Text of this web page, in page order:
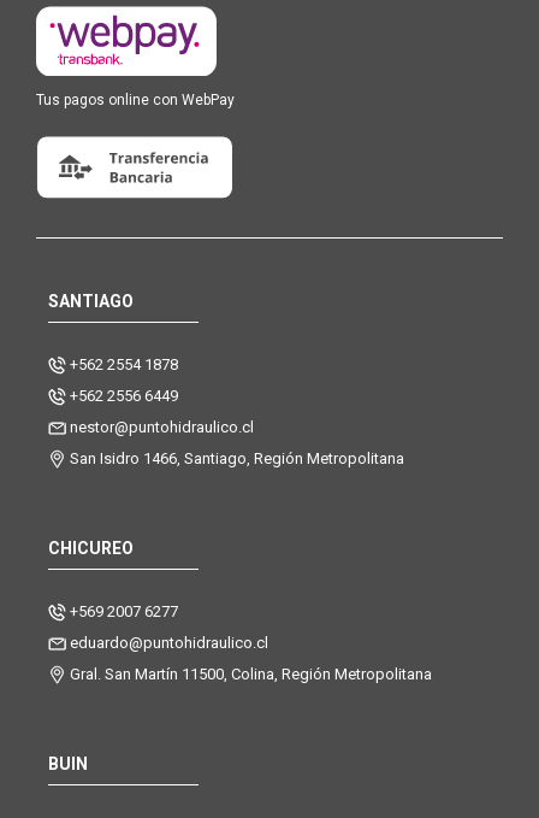
Tus pagos online con WebPay
SANTIAGO
+562 2554 1878
+562 2556 6449
nestor@puntohidraulico.cl
San Isidro 1466, Santiago, Región Metropolitana
CHICUREO
+569 2007 6277
eduardo@puntohidraulico.cl
Gral. San Martín 11500, Colina, Región Metropolitana
BUIN